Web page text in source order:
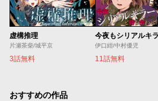
虚構推理
片瀬茶柴/城平京
3話無料
伊口紺/中村優児
11話無料
おすすめの作品